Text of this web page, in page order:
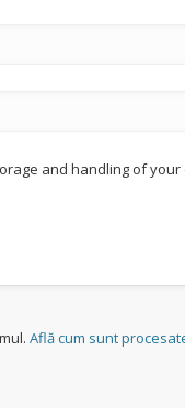
and handling of
Află cum sunt